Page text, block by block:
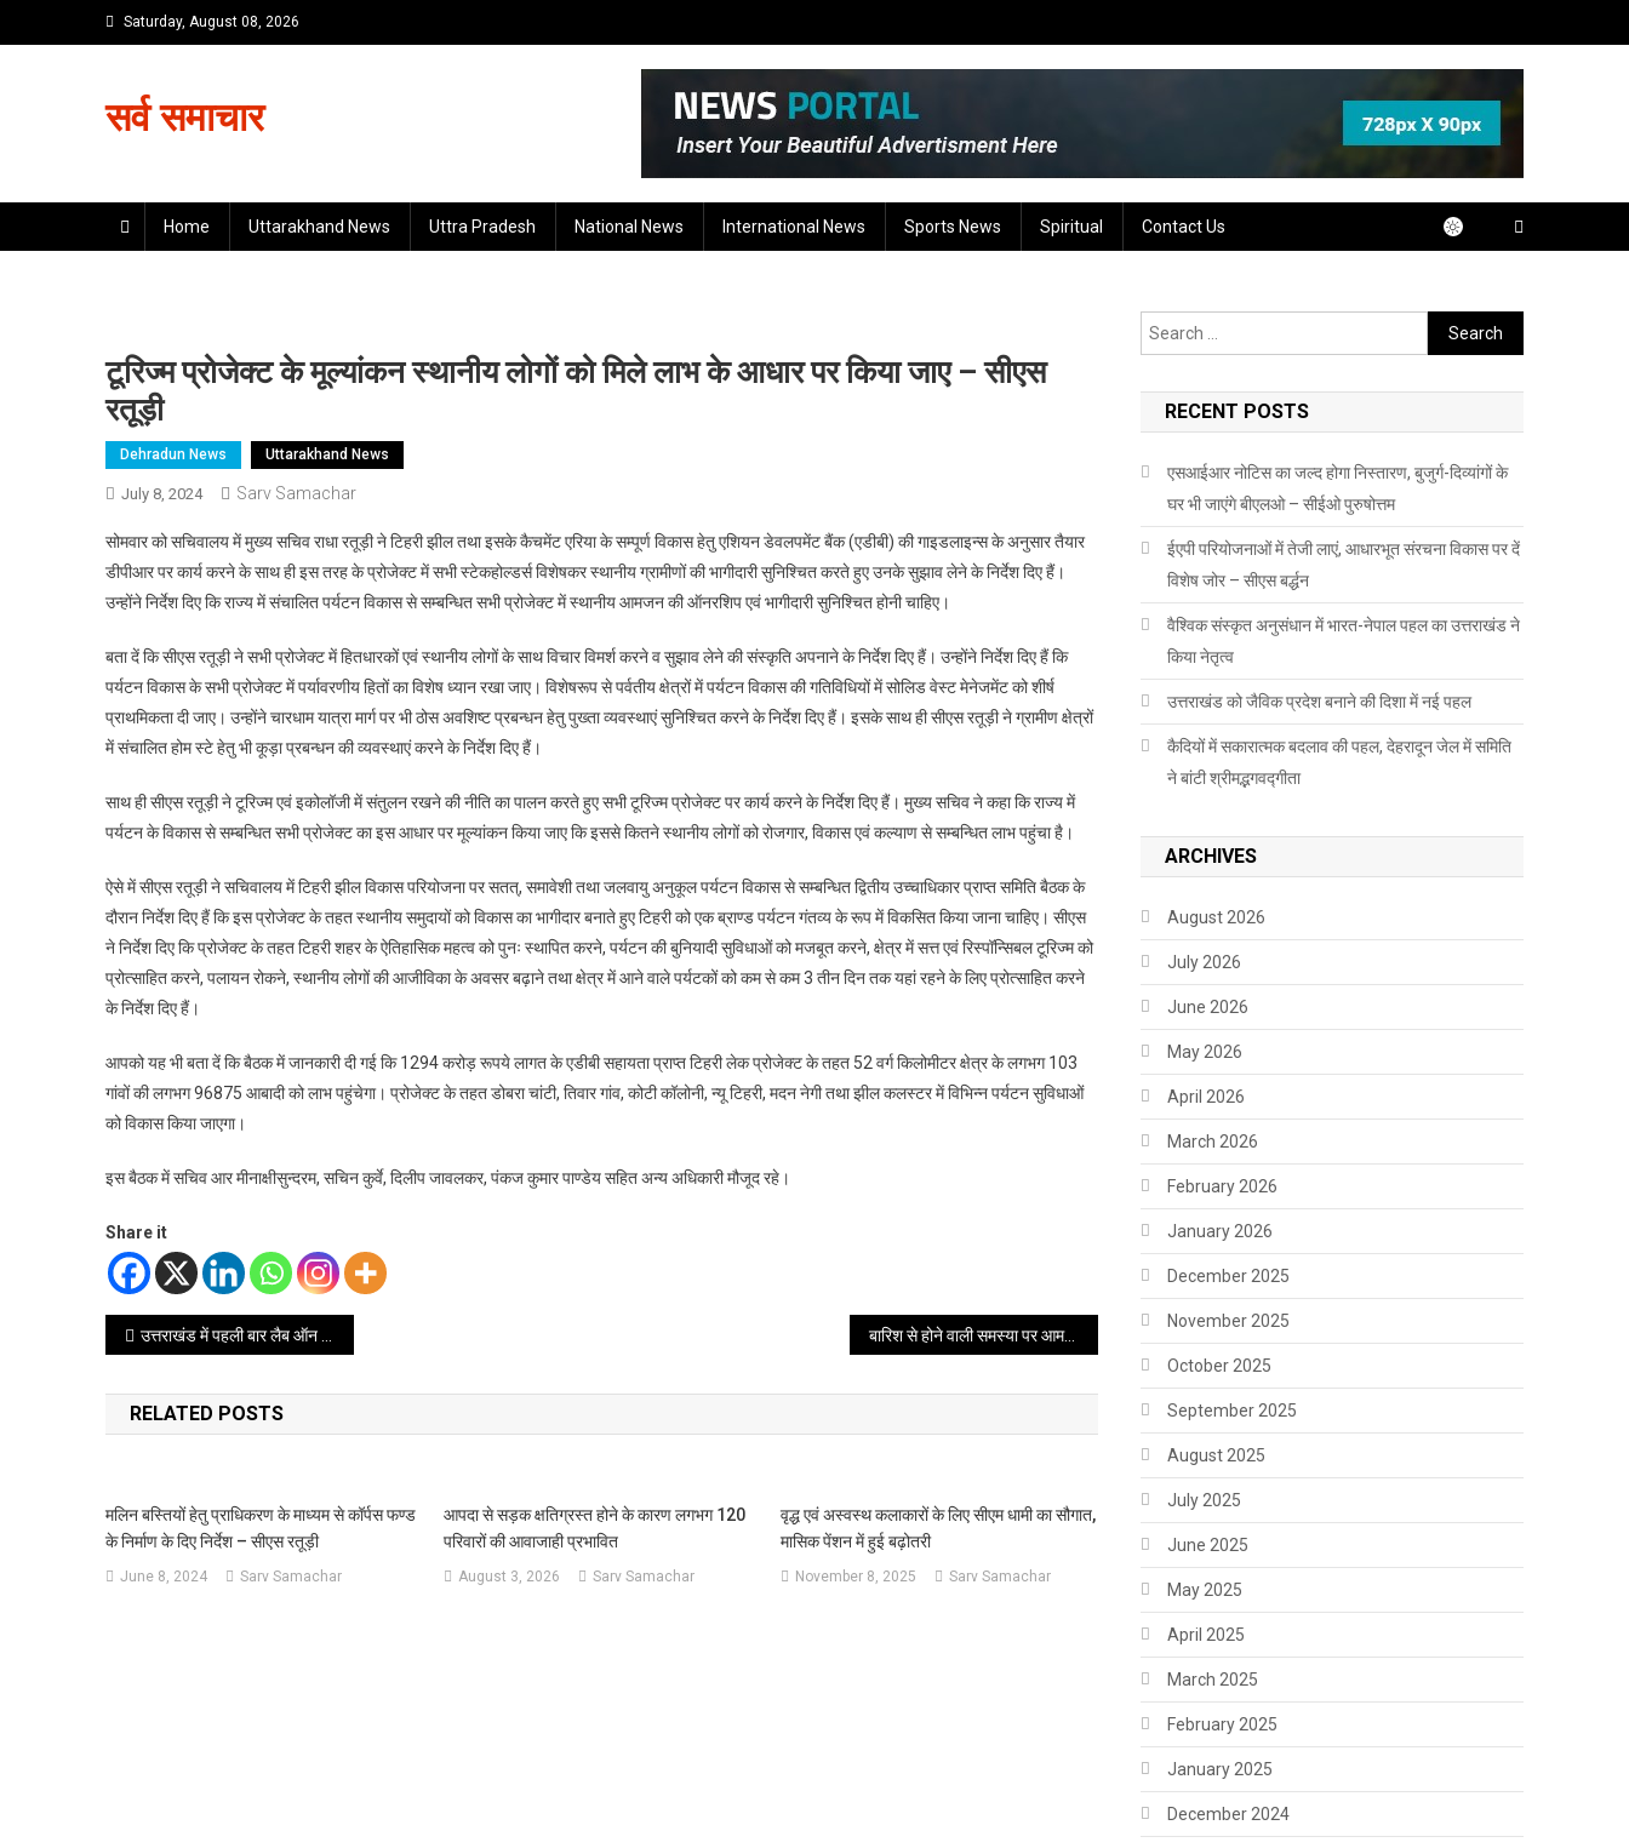
to
Saturday, August 08, 2026
सर्व समाचार
Home Uttarakhand News Uttra Pradesh National News International News Sports News Spiritual Contact Us
टूरिज्म प्रोजेक्ट के मूल्यांकन स्थानीय लोगों को मिले लाभ के आधार पर किया जाए – सीएस
रतूड़ी
Dehradun News Uttarakhand News
July 8, 2024 Sarv Samachar
सोमवार को सचिवालय में मुख्य सचिव राधा रतूड़ी ने टिहरी झील तथा इसके कैचमेंट एरिया के सम्पूर्ण विकास हेतु एशियन डेवलपमेंट बैंक (एडीबी) की गाइडलाइन्स के अनुसार तैयार
डीपीआर पर कार्य करने के साथ ही इस तरह के प्रोजेक्ट में सभी स्टेकहोल्डर्स विशेषकर स्थानीय ग्रामीणों की भागीदारी सुनिश्चित करते हुए उनके सुझाव लेने के निर्देश दिए हैं।
उन्होंने निर्देश दिए कि राज्य में संचालित पर्यटन विकास से सम्बन्धित सभी प्रोजेक्ट में स्थानीय आमजन की ऑनरशिप एवं भागीदारी सुनिश्चित होनी चाहिए।
बता दें कि सीएस रतूड़ी ने सभी प्रोजेक्ट में हितधारकों एवं स्थानीय लोगों के साथ विचार विमर्श करने व सुझाव लेने की संस्कृति अपनाने के निर्देश दिए हैं। उन्होंने निर्देश दिए हैं कि
पर्यटन विकास के सभी प्रोजेक्ट में पर्यावरणीय हितों का विशेष ध्यान रखा जाए। विशेषरूप से पर्वतीय क्षेत्रों में पर्यटन विकास की गतिविधियों में सोलिड वेस्ट मेनेजमेंट को शीर्ष
प्राथमिकता दी जाए। उन्होंने चारधाम यात्रा मार्ग पर भी ठोस अवशिष्ट प्रबन्धन हेतु पुख्ता व्यवस्थाएं सुनिश्चित करने के निर्देश दिए हैं। इसके साथ ही सीएस रतूड़ी ने ग्रामीण क्षेत्रों
में संचालित होम स्टे हेतु भी कूड़ा प्रबन्धन की व्यवस्थाएं करने के निर्देश दिए हैं।
साथ ही सीएस रतूड़ी ने टूरिज्म एवं इकोलॉजी में संतुलन रखने की नीति का पालन करते हुए सभी टूरिज्म प्रोजेक्ट पर कार्य करने के निर्देश दिए हैं। मुख्य सचिव ने कहा कि राज्य में
पर्यटन के विकास से सम्बन्धित सभी प्रोजेक्ट का इस आधार पर मूल्यांकन किया जाए कि इससे कितने स्थानीय लोगों को रोजगार, विकास एवं कल्याण से सम्बन्धित लाभ पहुंचा है।
ऐसे में सीएस रतूड़ी ने सचिवालय में टिहरी झील विकास परियोजना पर सतत्, समावेशी तथा जलवायु अनुकूल पर्यटन विकास से सम्बन्धित द्वितीय उच्चाधिकार प्राप्त समिति बैठक के
दौरान निर्देश दिए हैं कि इस प्रोजेक्ट के तहत स्थानीय समुदायों को विकास का भागीदार बनाते हुए टिहरी को एक ब्राण्ड पर्यटन गंतव्य के रूप में विकसित किया जाना चाहिए। सीएस
ने निर्देश दिए कि प्रोजेक्ट के तहत टिहरी शहर के ऐतिहासिक महत्व को पुनः स्थापित करने, पर्यटन की बुनियादी सुविधाओं को मजबूत करने, क्षेत्र में सत्त एवं रिस्पॉन्सिबल टूरिज्म को
प्रोत्साहित करने, पलायन रोकने, स्थानीय लोगों की आजीविका के अवसर बढ़ाने तथा क्षेत्र में आने वाले पर्यटकों को कम से कम 3 तीन दिन तक यहां रहने के लिए प्रोत्साहित करने
के निर्देश दिए हैं।
आपको यह भी बता दें कि बैठक में जानकारी दी गई कि 1294 करोड़ रूपये लागत के एडीबी सहायता प्राप्त टिहरी लेक प्रोजेक्ट के तहत 52 वर्ग किलोमीटर क्षेत्र के लगभग 103
गांवों की लगभग 96875 आबादी को लाभ पहुंचेगा। प्रोजेक्ट के तहत डोबरा चांटी, तिवार गांव, कोटी कॉलोनी, न्यू टिहरी, मदन नेगी तथा झील कलस्टर में विभिन्न पर्यटन सुविधाओं
को विकास किया जाएगा।
इस बैठक में सचिव आर मीनाक्षीसुन्दरम, सचिन कुर्वे, दिलीप जावलकर, पंकज कुमार पाण्डेय सहित अन्य अधिकारी मौजूद रहे।
Share it
Post
navigation
उत्तराखंड में पहली बार लैब ऑन व्हील्स-मोबाइल साइंस लैब का हुआ संचालन सीएम ने दिखाई हरी झंडी बारिश से होने वाली समस्या पर आम जनता 1077 एवं 1070 पर कॉल कर अपनी समस्याएं करवा सकते हैं दर्ज
RELATED POSTS
मलिन बस्तियों हेतु प्राधिकरण के माध्यम से कॉर्पस फण्ड
के निर्माण के दिए निर्देश – सीएस रतूड़ी
June 8, 2024 Sarv Samachar
आपदा से सड़क क्षतिग्रस्त होने के कारण लगभग 120
परिवारों की आवाजाही प्रभावित
August 3, 2026 Sarv Samachar
वृद्ध एवं अस्वस्थ कलाकारों के लिए सीएम धामी का सौगात,
मासिक पेंशन में हुई बढ़ोतरी
November 8, 2025 Sarv Samachar
Search
for:
RECENT POSTS
एसआईआर नोटिस का जल्द होगा निस्तारण, बुजुर्ग-दिव्यांगों के
घर भी जाएंगे बीएलओ – सीईओ पुरुषोत्तम
ईएपी परियोजनाओं में तेजी लाएं, आधारभूत संरचना विकास पर दें
विशेष जोर – सीएस बर्द्धन
वैश्विक संस्कृत अनुसंधान में भारत-नेपाल पहल का उत्तराखंड ने
किया नेतृत्व
उत्तराखंड को जैविक प्रदेश बनाने की दिशा में नई पहल
कैदियों में सकारात्मक बदलाव की पहल, देहरादून जेल में समिति
ने बांटी श्रीमद्भगवद्गीता
ARCHIVES
August 2026
July 2026
June 2026
May 2026
April 2026
March 2026
February 2026
January 2026
December 2025
November 2025
October 2025
September 2025
August 2025
July 2025
June 2025
May 2025
April 2025
March 2025
February 2025
January 2025
December 2024